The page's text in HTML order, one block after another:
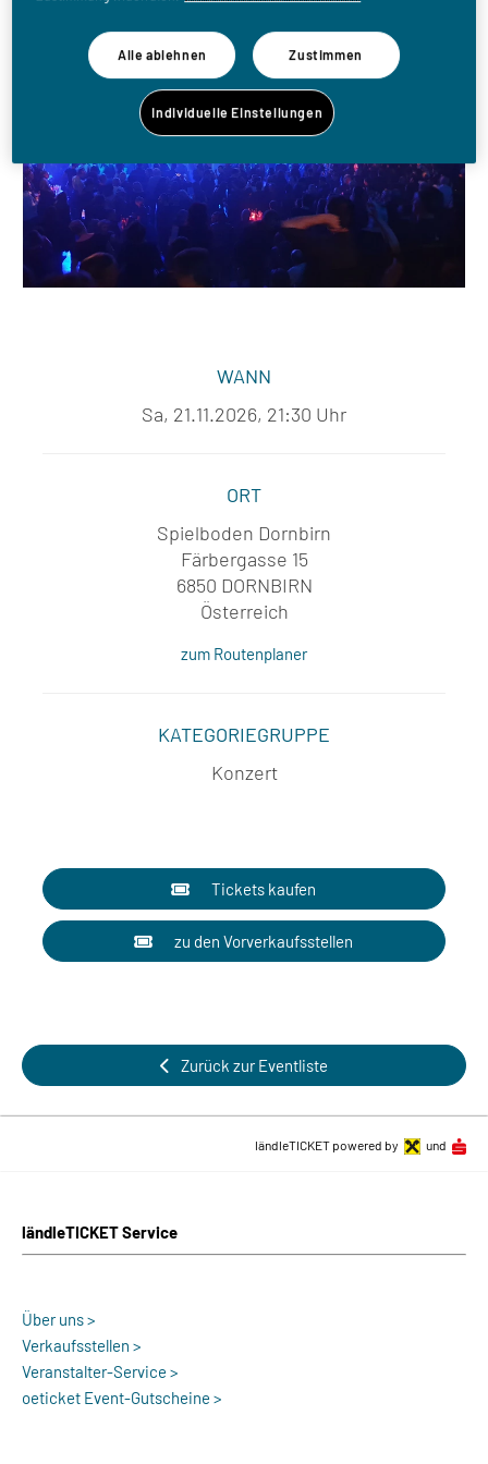
WANN
Sa, 21.11.2026, 21:30 Uhr
ORT
Spielboden Dornbirn
Färbergasse 15
6850 DORNBIRN
Österreich
zum Routenplaner
KATEGORIEGRUPPE
Konzert
Tickets kaufen
zu den Vorverkaufsstellen
Zurück zur Eventliste
ländleTICKET Service
Über uns >
Verkaufsstellen >
Veranstalter-Service >
oeticket Event-Gutscheine >
ländleTICKET powered by und
Alle ablehnen Zustimmen
Individuelle Einstellungen